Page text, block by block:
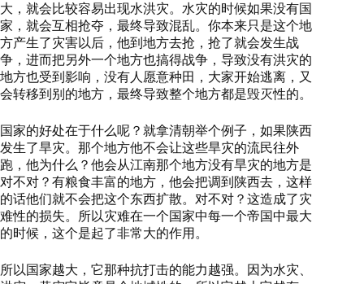
大，就会比较容易出现水洪灾。水灾的时候如果没有国
家，就会互相抢夺，最终导致混乱。你本来只是这个地
方产生了灾害以后，他到地方去抢，抢了就会发生战
争，进而把另外一个地方也搞得战争，导致没有洪灾的
地方也受到影响，没有人愿意种田，大家开始逃离，又
会转移到别的地方，最终导致整个地方都是毁灭性的。
国家的好处在于什么呢？就拿清朝举个例子，如果陕西
发生了旱灾。那个地方他不会让这些旱灾的流民往外
跑，他为什么？他会从江南那个地方没有旱灾的地方是
对不对？有粮食丰富的地方，他会把调到陕西去，这样
的话他们就不会把这个东西扩散。对不对？这造成了灾
难性的损失。所以灾难在一个国家中每一个帝国中最大
的时候，这个是起了非常大的作用。
所以国家越大，它那种抗打击的能力越强。因为水灾、